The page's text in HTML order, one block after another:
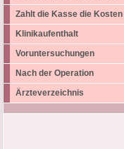
Zahlt die Kasse die Kosten
Klinikaufenthalt
Voruntersuchungen
Nach der Operation
Ärzteverzeichnis